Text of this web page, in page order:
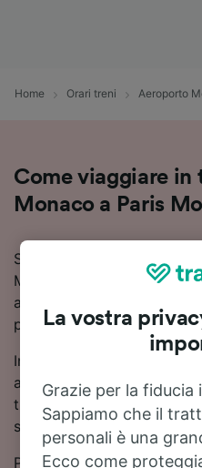
Home Orari treni Aeroporto
Come viaggiare in
Monaco a Paris
Stai pianificando un
Monaco a Paris
aggiornati, prezzi e
posto.
In media, per viaggiare in
a Paris Montparnasse ci
tratta Aeroporto Monaco -
servita da circa 21 treni
Per raggiungere Paris
La vostra
Grazie per la fiducia
Sappiamo che il
personali è una
Ecco come